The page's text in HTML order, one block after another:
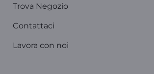
Trova Negozio
Contattaci
Lavora con noi